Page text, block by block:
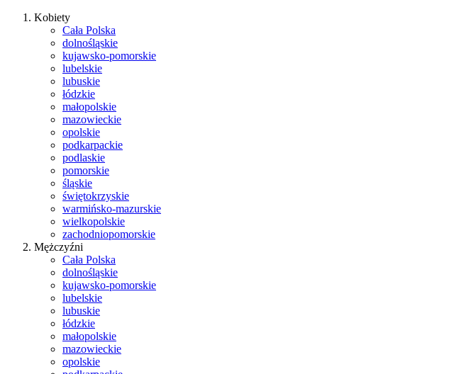
Kobiety
Cała Polska
dolnośląskie
kujawsko-pomorskie
lubelskie
lubuskie
łódzkie
małopolskie
mazowieckie
opolskie
podkarpackie
podlaskie
pomorskie
śląskie
świętokrzyskie
warmińsko-mazurskie
wielkopolskie
zachodniopomorskie
Mężczyźni
Cała Polska
dolnośląskie
kujawsko-pomorskie
lubelskie
lubuskie
łódzkie
małopolskie
mazowieckie
opolskie